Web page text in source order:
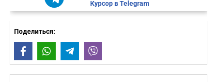
Курсор в Telegram
Поделиться:
FacebookWhatsAppTelegram